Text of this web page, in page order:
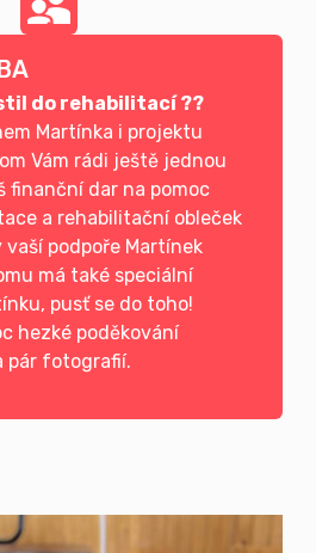
do rehabilitací ??
Martínka i projektu
Vám rádi ještě jednou
finanční dar na pomoc
a rehabilitační obleček
vaší podpoře Martínek
má také speciální
pusť se do toho!
hezké poděkování
pár fotografií.